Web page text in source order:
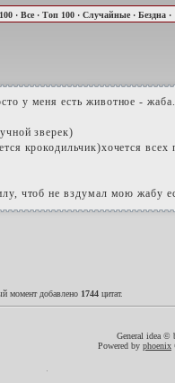
· Все· Топ 100· Случайные· Бездна·
у меня есть животное -
зверек)
крокодильчик)хочется всех
чтоб не вздумал мою жабу
момент добавлено 1744 цитат.
General idea ©
Powered by phoenix